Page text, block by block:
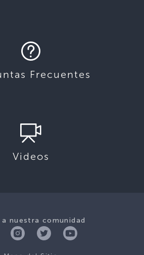
Frecuentes
Videos
a nuestra comunidad